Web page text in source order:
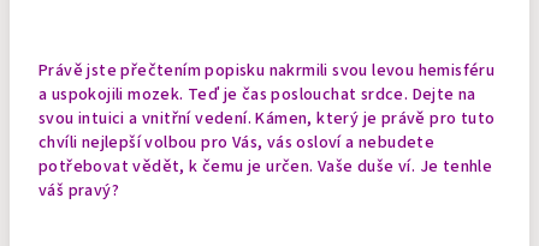
Právě jste přečtením popisku nakrmili svou levou hemisféru
a uspokojili mozek. Teď je čas poslouchat srdce. Dejte na
svou intuici a vnitřní vedení. Kámen, který je právě pro tuto
chvíli nejlepší volbou pro Vás, vás osloví a nebudete
potřebovat vědět, k čemu je určen. Vaše duše ví. Je tenhle
váš pravý?